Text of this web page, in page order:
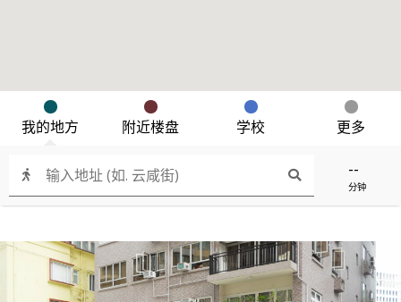
--
分钟
我的地方 附近楼盘 学校 更多